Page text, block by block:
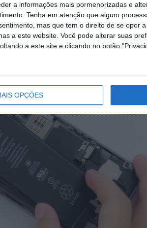
a informações mais pormenorizadas e
Tenha em atenção que algum
mas que tem o direito de se opor
a este website. Você pode alterar suas
a este site e clicando no botão
OPÇÕES
o hotel tenha o mesmo aspeto por
com muito mais espaço para os